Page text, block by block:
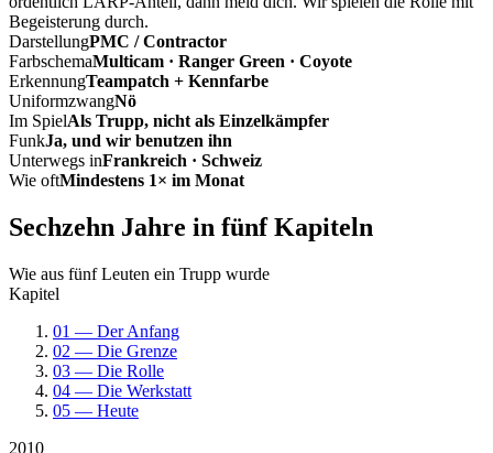
Begeisterung durch.
DarstellungPMC / Contractor
FarbschemaMulticam · Ranger Green · Coyote
ErkennungTeampatch + Kennfarbe
UniformzwangNö
Im SpielAls Trupp, nicht als Einzelkämpfer
FunkJa, und wir benutzen ihn
Unterwegs inFrankreich · Schweiz
Wie oftMindestens 1× im Monat
Sechzehn Jahre in fünf Kapiteln
Wie aus fünf Leuten ein Trupp wurde
Kapitel
01 — Der Anfang
02 — Die Grenze
03 — Die Rolle
04 — Die Werkstatt
05 — Heute
2010